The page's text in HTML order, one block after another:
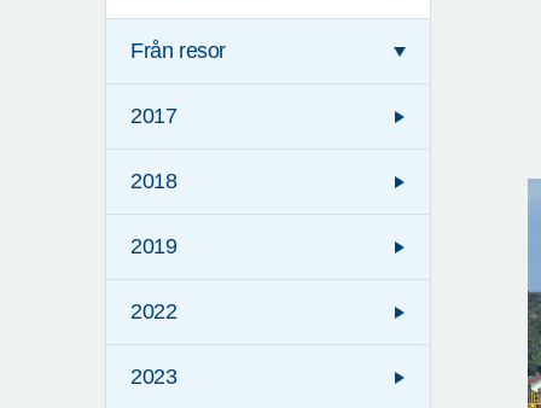
Från resor
2017
2018
2019
2022
2023